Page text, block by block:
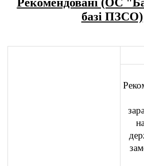
базі ПЗСО)